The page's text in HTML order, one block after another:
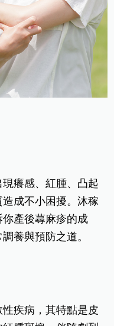
癢感、紅腫、凸起
成不小困擾。沐稼
產後蕁麻疹的成
養與預防之道。
疾病，其特點是皮